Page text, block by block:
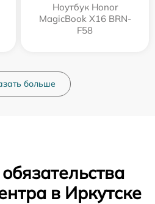
Ноутбук Honor
MagicBook X16 BRN-
F58
больше
в Иркутске